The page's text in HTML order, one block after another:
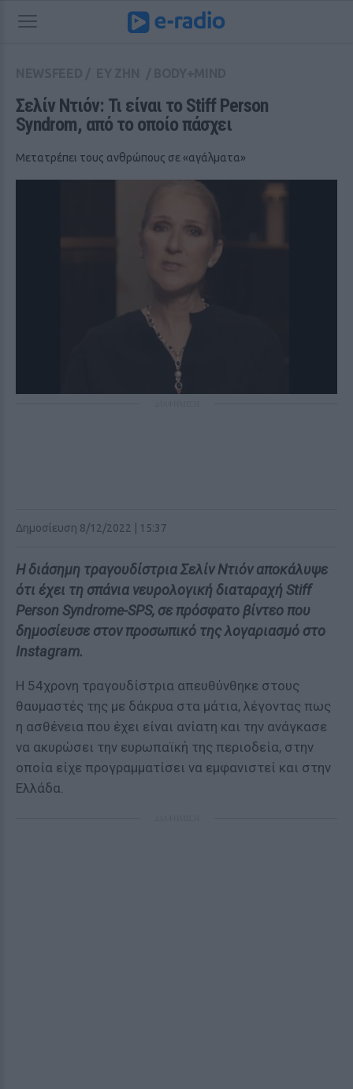
Σελίν Ντιόν: Τι είναι το Stiff Person
Syndrom, από το οποίο πάσχει
Μετατρέπει τους ανθρώπους σε «αγάλματα»
Δημοσίευση 8/12/2022 | 15:37
Η διάσημη τραγουδίστρια Σελίν Ντιόν αποκάλυψε
ότι έχει τη σπάνια νευρολογική διαταραχή Stiff
Person Syndrome-SPS, σε πρόσφατο βίντεο που
δημοσίευσε στον προσωπικό της λογαριασμό στο
Instagram.
Η 54χρονη τραγουδίστρια απευθύνθηκε στους
θαυμαστές της με δάκρυα στα μάτια, λέγοντας πως
η ασθένεια που έχει είναι ανίατη και την ανάγκασε
να ακυρώσει την ευρωπαϊκή της περιοδεία, στην
οποία είχε προγραμματίσει να εμφανιστεί και στην
Ελλάδα.